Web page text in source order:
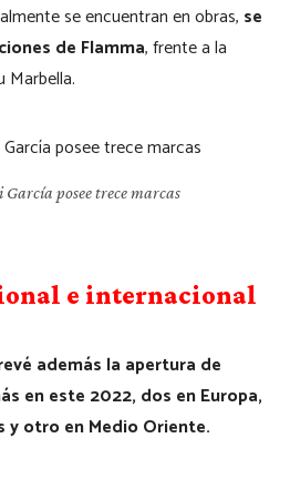
se encuentran en obras, se
de Flamma, frente a la
posee trece marcas
e internacional
además la apertura de
en este 2022, dos en Europa,
y otro en Medio Oriente.